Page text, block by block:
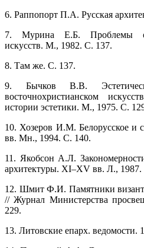
6. Раппопорт П.А. Русская
7. Мурина Е.Б. Проблемы
искусств. М., 1982. С. 137.
8. Там же. С. 137.
9. Бычков В.В.
восточнохристианском
истории эстетики. М., 1975. С.
10. Хозеров И.М. Белорусское и
вв. Мн., 1994. С. 140.
11. Якобсон А.Л.
архитектуры. XI–XV вв. Л., 1987.
12. Шмит Ф.И. Памятники
// Журнал Министерства
229.
13. Литовские епарх.